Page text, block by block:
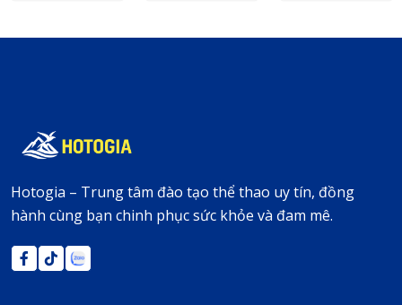
Hotogia – Trung tâm đào tạo thể thao uy tín, đồng
hành cùng bạn chinh phục sức khỏe và đam mê.